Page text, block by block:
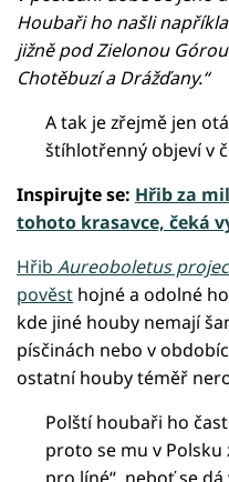
Houbaři ho našli
jižně pod Zielonou
Chotěbuzí a Drážďany.“
A tak je zřejmě jen
štíhlotřenný objeví v
Inspirujte se: Hřib za
tohoto krasavce, čeká
Hřib Aureoboletus
pověst hojné a odolné
kde jiné houby nemají
písčinách nebo v
ostatní houby téměř
Polští houbaři ho
proto se mu v Polsku